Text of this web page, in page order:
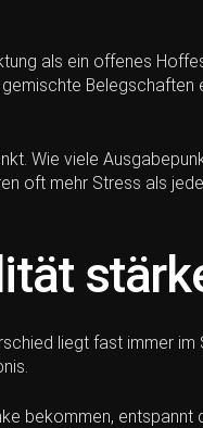
als ein offenes
Wie viele
oft mehr Stress als
liegt fast immer
bekommen,